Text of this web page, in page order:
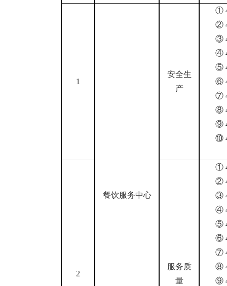
1
餐饮服务中心
安全生
产
①
②
③
④
⑤
⑥
⑦
⑧
⑨
⑩
2
服务质
量
①
②
③
④
⑤
⑥
⑦
⑧
⑨